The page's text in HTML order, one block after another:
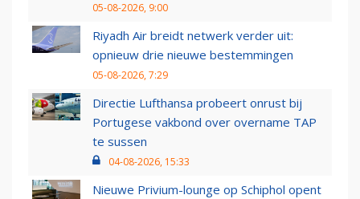
05-08-2026, 9:00
Riyadh Air breidt netwerk verder uit:
opnieuw drie nieuwe bestemmingen
05-08-2026, 7:29
Directie Lufthansa probeert onrust bij
Portugese vakbond over overname TAP
te sussen
04-08-2026, 15:33
Nieuwe Privium-lounge op Schiphol opent